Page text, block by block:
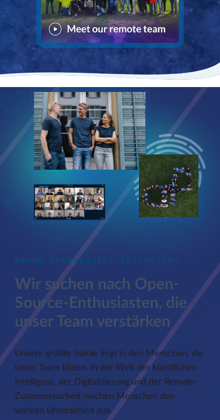
WARUM OPENPROJECT BEITRETEN?
Wir suchen nach Open-
Source-Enthusiasten, die
unser Team verstärken
Unsere größte Stärke liegt in den Menschen, die
unser Team bilden. In der Welt der künstlichen
Intelligenz, der Digitalisierung und der Remote-
Zusammenarbeit machen Menschen den
wahren Unterschied aus.